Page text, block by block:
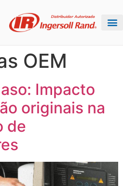
OEM
Impacto
originais na
de